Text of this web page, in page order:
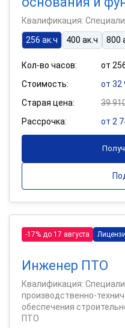
Квалификация:
256 ак.ч
400 ак.ч 800
Кол-во часов:
от
Стоимость:
от 32
Старая цена:
39
Рассрочка:
от 2
-17% до 17 августа
Инженер ПТО
Квалификация:
производственно-
обеспечения
ПТО